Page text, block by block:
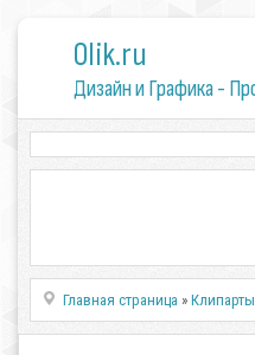
0lik.ru
Дизайн и Графика -
Главная страница »Клипарты